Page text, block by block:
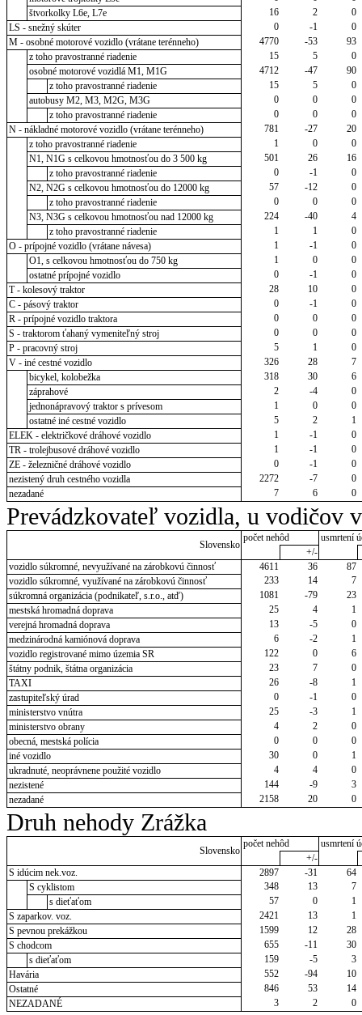
štvorkolky L6e, L7e
16 2
0
LS - snežný skúter
0 -1
0
M - osobné motorové vozidlo (vrátane terénneho)
4770 -53
93
z toho pravostranné riadenie
15 5
0
osobné motorové vozidlá M1, M1G
4712 -47
90
z toho pravostranné riadenie
15 5
0
autobusy M2, M3, M2G, M3G
0 0
0
z toho pravostranné riadenie
0 0
0
N - nákladné motorové vozidlo (vrátane terénneho)
781 -27
20
z toho pravostranné riadenie
1 0
0
N1, N1G s celkovou hmotnosťou do 3 500 kg
501 26
16
z toho pravostranné riadenie
0 -1
0
N2, N2G s celkovou hmotnosťou do 12000 kg
57 -12
0
z toho pravostranné riadenie
0 0
0
N3, N3G s celkovou hmotnosťou nad 12000 kg
224 -40
4
z toho pravostranné riadenie
1 1
0
O - prípojné vozidlo (vrátane návesa)
1 -1
0
O1, s celkovou hmotnosťou do 750 kg
1 0
0
ostatné prípojné vozidlo
0 -1
0
T - kolesový traktor
28 10
0
C - pásový traktor
0 -1
0
R - prípojné vozidlo traktora
0 0
0
S - traktorom ťahaný vymeniteľný stroj
0 0
0
P - pracovný stroj
5 1
0
V - iné cestné vozidlo
326 28
7
bicykel, kolobežka
318 30
6
záprahové
2 -4
0
jednonápravový traktor s prívesom
1 0
0
ostatné iné cestné vozidlo
5 2
1
ELEK - električkové dráhové vozidlo
1 -1
0
TR - trolejbusové dráhové vozidlo
1 -1
0
ZE - železničné dráhové vozidlo
0 -1
0
nezistený druh cestného vozidla
2272 -7
0
nezadané
7 6 0
Prevádzkovateľ vozidla, u vodičov
Slovensko
počet nehôd
usmrtení
+/-
vozidlo súkromné, nevyužívané na zárobkovú činnosť
4611 36
87
vozidlo súkromné, využívané na zárobkovú činnosť
233 14
7
súkromná organizácia (podnikateľ, s.r.o., atď)
1081 -79
23
mestská hromadná doprava
25 4
1
verejná hromadná doprava
13 -5
0
medzinárodná kamiónová doprava
6 -2
1
vozidlo registrované mimo územia SR
122 0
6
štátny podnik, štátna organizácia
23 7
0
TAXI
26 -8
1
zastupiteľský úrad
0 -1
0
ministerstvo vnútra
25 -3
1
ministerstvo obrany
4 2
0
obecná, mestská polícia
0 0
0
iné vozidlo
30 0
1
ukradnuté, neoprávnene použité vozidlo
4 4
0
nezistené
144 -9
3
nezadané
2158 20 0
Druh nehody Zrážka
Slovensko
počet nehôd
usmrtení
+/-
S idúcim nek.voz.
2897 -31
64
S cyklistom
348 13
7
s dieťaťom
57 0
1
S zaparkov. voz.
2421 13
1
S pevnou prekážkou
1599 12
28
S chodcom
655 -11
30
s dieťaťom
159 -5
3
Havária
552 -94
10
Ostatné
846 53
14
NEZADANÉ
3 2 0